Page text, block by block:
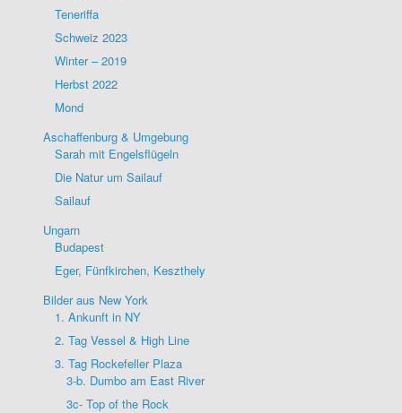
Teneriffa
Schweiz 2023
Winter – 2019
Herbst 2022
Mond
Aschaffenburg & Umgebung
Sarah mit Engelsflügeln
Die Natur um Sailauf
Sailauf
Ungarn
Budapest
Eger, Fünfkirchen, Keszthely
Bilder aus New York
1. Ankunft in NY
2. Tag Vessel & High Line
3. Tag Rockefeller Plaza
3-b. Dumbo am East River
3c- Top of the Rock